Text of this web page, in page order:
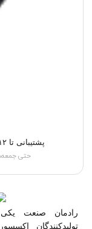
پشتیبانی تا ۱۲ شب
حتی
رادمان صنعت یکی
تولیدکنندگان